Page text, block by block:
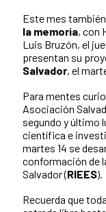
Este mes
la memoria, con
Luis Bruzón, el
presentan su
Salvador, el
Para mentes
Asociación
segundo y último
científica e
martes 14 se
conformación de
Salvador (RIEES).
Recuerda que